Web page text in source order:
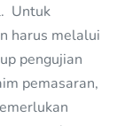
Untuk
harus melalui
pengujian
pemasaran,